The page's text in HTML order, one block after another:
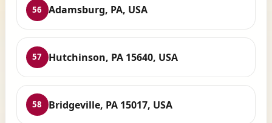
56 Adamsburg, PA, USA
57 Hutchinson, PA 15640, USA
58 Bridgeville, PA 15017, USA